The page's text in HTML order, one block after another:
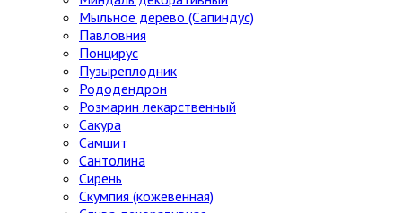
Мыльное дерево (Сапиндус)
Павловния
Понцирус
Пузыреплодник
Рододендрон
Розмарин лекарственный
Сакура
Самшит
Сантолина
Сирень
Скумпия (кожевенная)